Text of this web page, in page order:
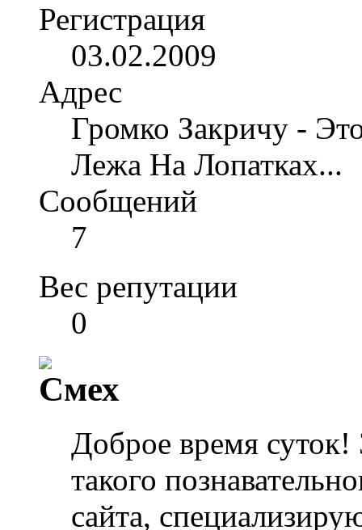
Регистрация
03.02.2009
Адрес
Громко Закричу -
Лежа На Лопатках...
Сообщений
7
Вес репутации
0
Доброе время суток!
такого
сайта,